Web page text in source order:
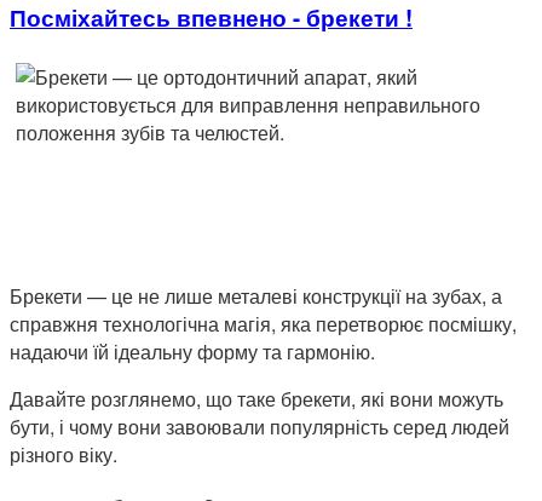
Посміхайтесь впевнено - брекети !
Брекети — це не лише металеві конструкції на зубах, а
справжня технологічна магія, яка перетворює посмішку,
надаючи їй ідеальну форму та гармонію.
Давайте розглянемо, що таке брекети, які вони можуть
бути, і чому вони завоювали популярність серед людей
різного віку.